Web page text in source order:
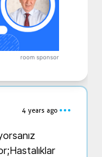
room sponsor
4 years ago